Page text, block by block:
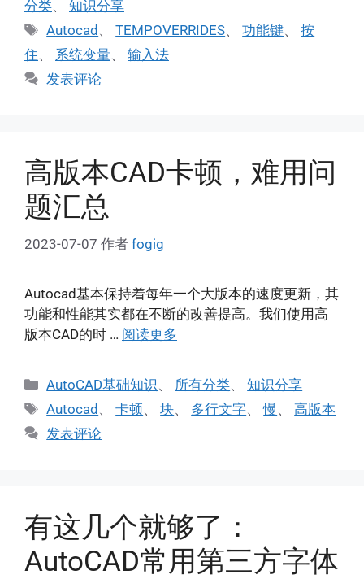
分类、 知识分享
标
签
Autocad 、TEMPOVERRIDES、功能键、按
住、 系统变量、 输入法
发表评论
高版本CAD卡顿，难用问
题汇总
2023-07-07 作者 fogig
Autocad基本保持着每年一个大版本的速度更新，其
功能和性能其实都在不断的改善提高。我们使用高
版本CAD的时 … 阅读更多
分
类
AutoCAD基础知识 、 所有分类、知识分享
标
签
Autocad、卡顿、块、 多行文字、慢 、高版本
发表评论
有这几个就够了：
AutoCAD常用第三方字体